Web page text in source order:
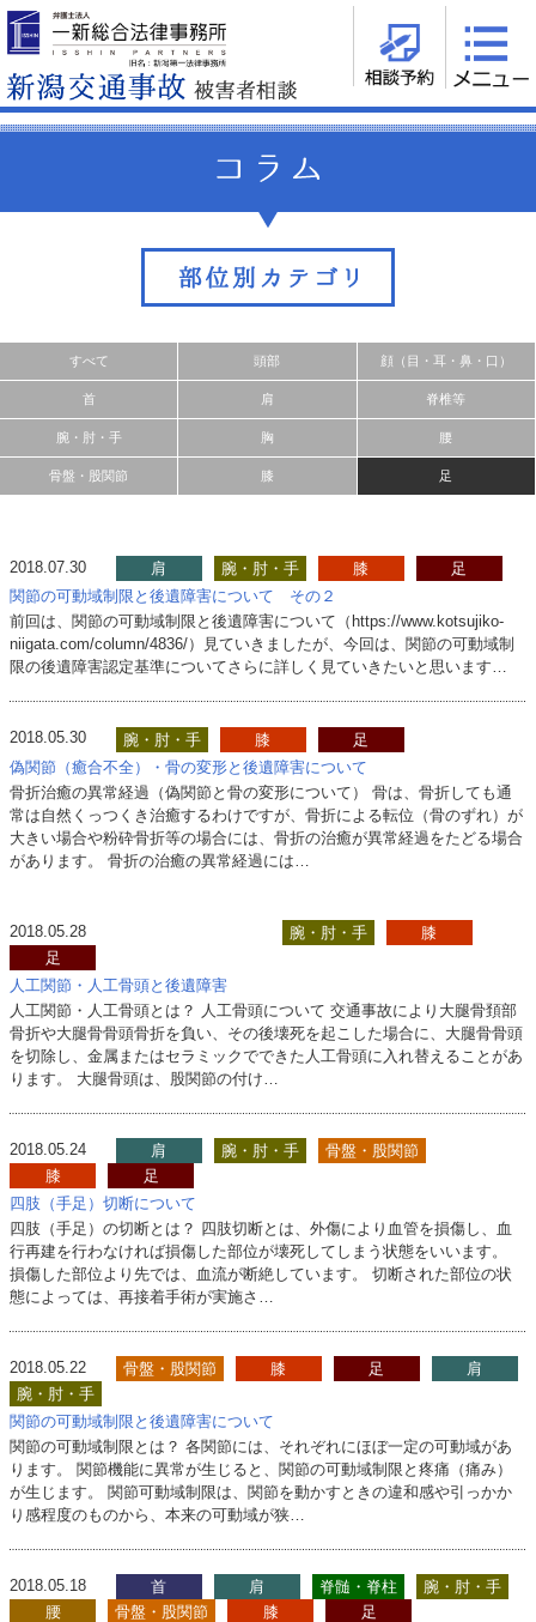
すべて 頭部 顔（目・耳・鼻・口）
首 肩 脊椎等
腕・肘・手 胸 腰
骨盤・股関節 膝 足
2018.07.30 肩 腕・肘・手 膝
足
関節の可動域制限と後遺障害について その２
前回は、関節の可動域制限と後遺障害について（https://www.kotsujiko-
niigata.com/column/4836/）見ていきましたが、今回は、関節の可動域制
限の後遺障害認定基準についてさらに詳しく見ていきたいと思います…
2018.05.30 腕・肘・手 膝
足
偽関節（癒合不全）・骨の変形と後遺障害について
骨折治癒の異常経過（偽関節と骨の変形について） 骨は、骨折しても通
常は自然くっつくき治癒するわけですが、骨折による転位（骨のずれ）が
大きい場合や粉砕骨折等の場合には、骨折の治癒が異常経過をたどる場合
があります。 骨折の治癒の異常経過には…
2018.05.28 腕・肘・手
膝
足
人工関節・人工骨頭と後遺障害
人工関節・人工骨頭とは？ 人工骨頭について 交通事故により大腿骨頚部
骨折や大腿骨骨頭骨折を負い、その後壊死を起こした場合に、大腿骨骨頭
を切除し、金属またはセラミックでできた人工骨頭に入れ替えることがあ
ります。 大腿骨頭は、股関節の付け…
2018.05.24 肩 腕・肘・手
骨盤・股関節
膝
足
四肢（手足）切断について
四肢（手足）の切断とは？ 四肢切断とは、外傷により血管を損傷し、血
行再建を行わなければ損傷した部位が壊死してしまう状態をいいます。
損傷した部位より先では、血流が断絶しています。 切断された部位の状
態によっては、再接着手術が実施さ…
2018.05.22 骨盤・股関節 膝 足
肩
腕・肘・手
関節の可動域制限と後遺障害について
関節の可動域制限とは？ 各関節には、それぞれにほぼ一定の可動域があ
ります。 関節機能に異常が生じると、関節の可動域制限と疼痛（痛み）
が生じます。 関節可動域制限は、関節を動かすときの違和感や引っかか
り感程度のものから、本来の可動域が狭…
2018.05.18 首 肩 脊髄・脊柱
腕・肘・手
腰
骨盤・股関節 膝
足